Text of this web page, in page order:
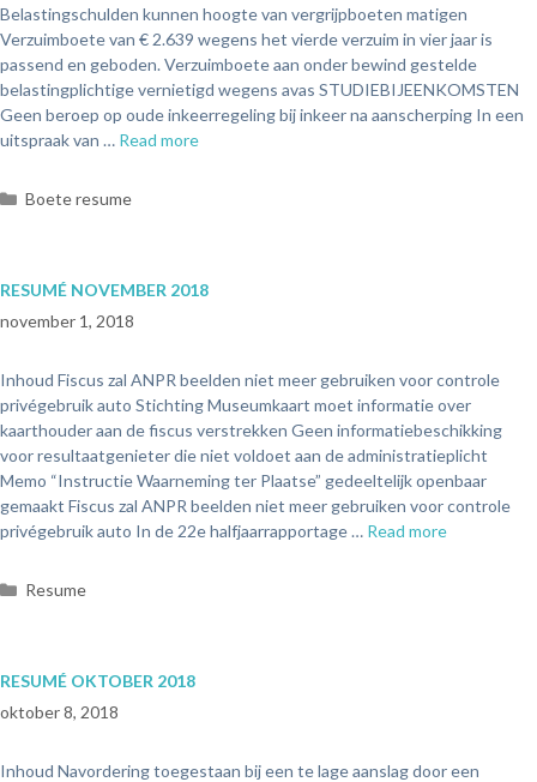
Belastingschulden kunnen hoogte van vergrijpboeten matigen
Verzuimboete van € 2.639 wegens het vierde verzuim in vier jaar is
passend en geboden. Verzuimboete aan onder bewind gestelde
belastingplichtige vernietigd wegens avas STUDIEBIJEENKOMSTEN
Geen beroep op oude inkeerregeling bij inkeer na aanscherping In een
uitspraak van … Read more
Boete resume
RESUMÉ NOVEMBER 2018
november 1, 2018
Inhoud Fiscus zal ANPR beelden niet meer gebruiken voor controle
privégebruik auto Stichting Museumkaart moet informatie over
kaarthouder aan de fiscus verstrekken Geen informatiebeschikking
voor resultaatgenieter die niet voldoet aan de administratieplicht
Memo “Instructie Waarneming ter Plaatse” gedeeltelijk openbaar
gemaakt Fiscus zal ANPR beelden niet meer gebruiken voor controle
privégebruik auto In de 22e halfjaarrapportage … Read more
Resume
RESUMÉ OKTOBER 2018
oktober 8, 2018
Inhoud Navordering toegestaan bij een te lage aanslag door een